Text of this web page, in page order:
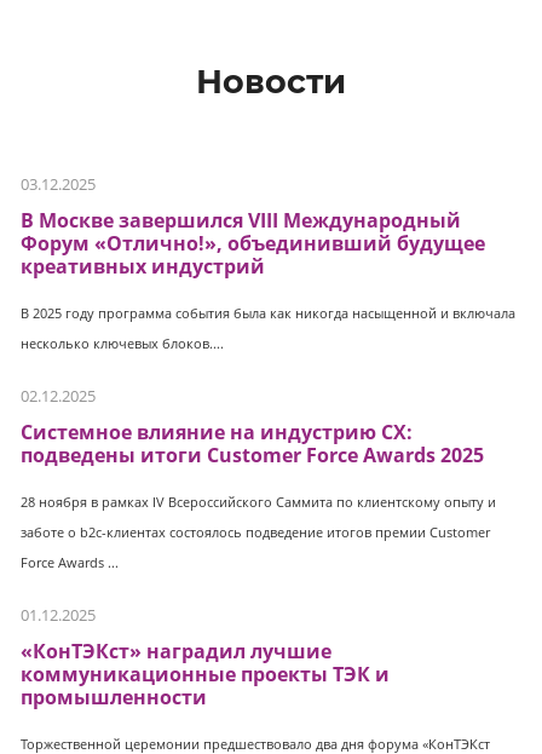
Новости
03.12.2025
В Москве завершился VIII Международный
Форум «Отлично!», объединивший будущее
креативных индустрий
В 2025 году программа события была как никогда насыщенной и включала
несколько ключевых блоков....
02.12.2025
Системное влияние на индустрию CX:
подведены итоги Customer Force Awards 2025
28 ноября в рамках IV Всероссийского Саммита по клиентскому опыту и
заботе о b2c-клиентах состоялось подведение итогов премии Customer
Force Awards ...
01.12.2025
«КонТЭКст» наградил лучшие
коммуникационные проекты ТЭК и
промышленности
Торжественной церемонии предшествовало два дня форума «КонТЭКст